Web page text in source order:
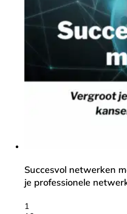
Succesvol netwerken
je professionele
1